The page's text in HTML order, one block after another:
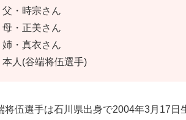
父・時宗さん
母・正美さん
姉・真衣さん
本人(谷端将伍選手)
将伍選手は石川県出身で2004年3月17日